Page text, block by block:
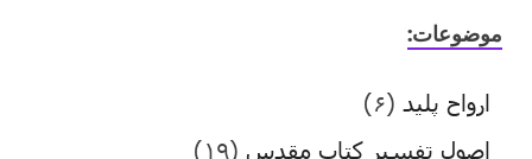
موضوعات:
ارواح پلید (۶)
اصول تفسیر کتاب مقدس (۱۹)